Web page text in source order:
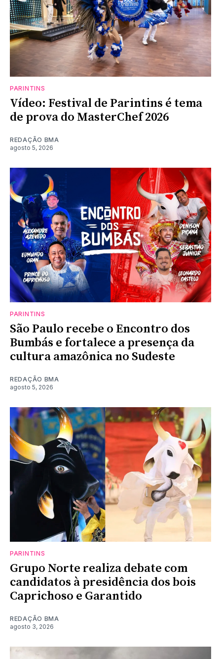
PARINTINS
Vídeo: Festival de Parintins é tema
de prova do MasterChef 2026
REDAÇÃO BMA
agosto 5, 2026
PARINTINS
São Paulo recebe o Encontro dos
Bumbás e fortalece a presença da
cultura amazônica no Sudeste
REDAÇÃO BMA
agosto 5, 2026
PARINTINS
Grupo Norte realiza debate com
candidatos à presidência dos bois
Caprichoso e Garantido
REDAÇÃO BMA
agosto 3, 2026